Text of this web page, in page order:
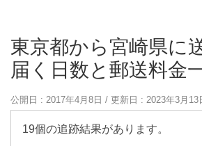
東京都から宮崎県に
届く日数と郵送料金
公開日 : 2017年4月8日 / 更新日 : 2023年3月13
19個の追跡結果があります。